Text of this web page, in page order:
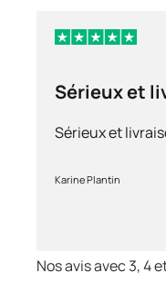
Sérieux et
Sérieux et
Karine Plantin
Nos avis avec 3, 4